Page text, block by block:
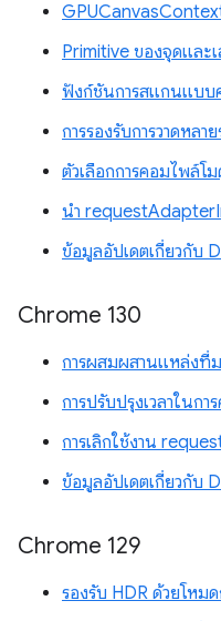
Primitive ของจุดและ
ฟังก์ชันการสแกนแบบ
การรองรับการวาดหล
ตัวเลือกการคอมไพล์โ
นำ
ข้อมูลอัปเดตเกี่ยวกับ
Chrome 130
การผสมผสานแหล่งที่
การปรับปรุงเวลาในก
การเลิกใช้งาน
ข้อมูลอัปเดตเกี่ยวกับ
Chrome 129
รองรับ HDR ด้วยโหม